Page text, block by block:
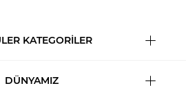
KATEGORİLER
DÜNYAMIZ